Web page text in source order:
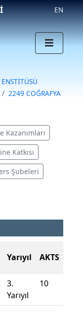
EN
2249 COĞRAFYA
Kazanımları
Katkısı
Şubeleri
Yarıyıl AKTS
3.
Yarıyıl
10